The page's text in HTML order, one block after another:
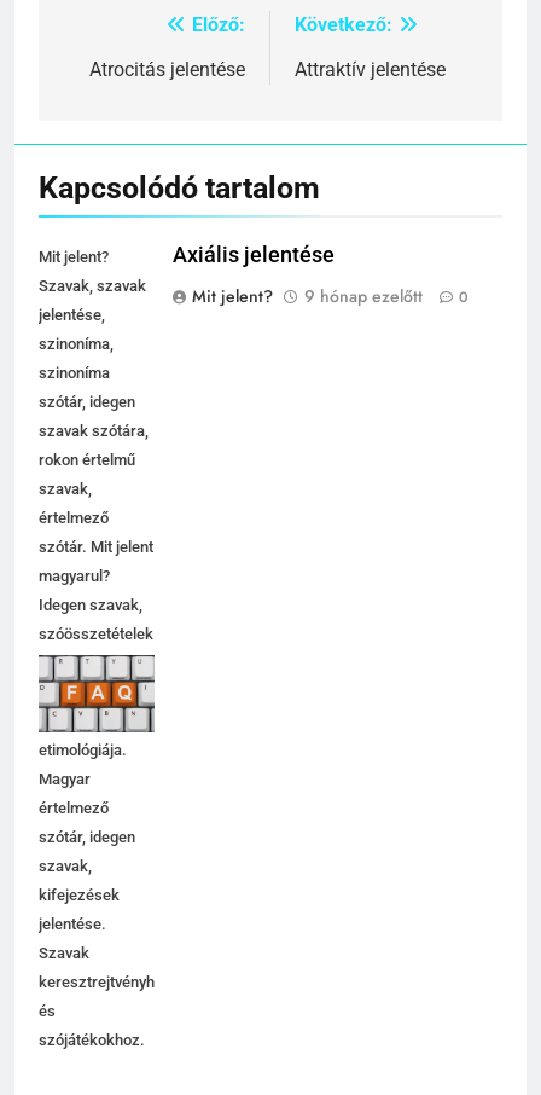
Kapcsolódó tartalom
Mit jelent?
Szavak, szavak
jelentése,
szinoníma,
szinoníma
szótár, idegen
szavak szótára,
rokon értelmű
szavak,
értelmező
szótár. Mit jelent
magyarul?
Idegen szavak,
szóösszetételek
jelentése,
magyarázata,
használata,
etimológiája.
Magyar
értelmező
szótár, idegen
szavak,
kifejezések
jelentése.
Szavak
keresztrejtvényhez